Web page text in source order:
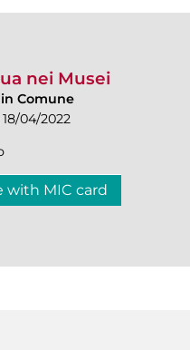
nei Musei
Comune
04/2022
with MIC card